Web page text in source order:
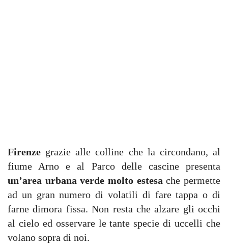
Firenze grazie alle colline che la circondano, al
fiume Arno e al Parco delle cascine presenta
un’area urbana verde molto estesa che permette
ad un gran numero di volatili di fare tappa o di
farne dimora fissa. Non resta che alzare gli occhi
al cielo ed osservare le tante specie di uccelli che
volano sopra di noi.